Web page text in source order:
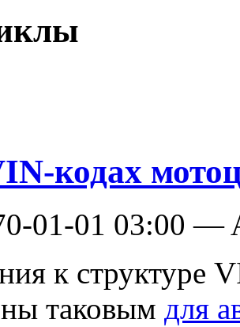
кодах
01-01 03:00 —
к структуре
таковым для